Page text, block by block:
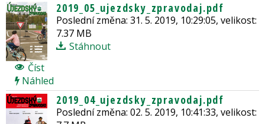
2019_05_ujezdsky_zpravodaj.pdf
Poslední změna: 31. 5. 2019, 10:29:05, velikost:
7.37 MB
Stáhnout
Číst
Náhled
2019_04_ujezdsky_zpravodaj.pdf
Poslední změna: 02. 5. 2019, 10:41:33, velikost: